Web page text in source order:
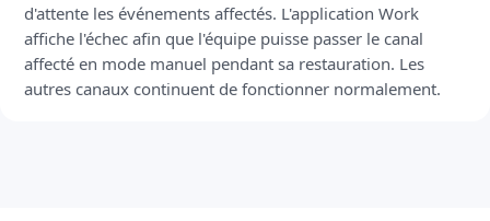
d'attente les événements affectés. L'application Work
affiche l'échec afin que l'équipe puisse passer le canal
affecté en mode manuel pendant sa restauration. Les
autres canaux continuent de fonctionner normalement.